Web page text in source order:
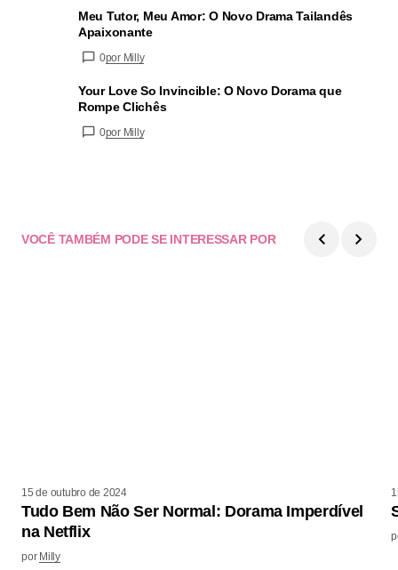
Meu Tutor, Meu Amor: O Novo Drama Tailandês
Apaixonante
0por Milly
Your Love So Invincible: O Novo Dorama que
Rompe Clichês
0por Milly
VOCÊ TAMBÉM PODE SE INTERESSAR POR
15 de outubro de 2024
Tudo Bem Não Ser Normal: Dorama Imperdível
na Netflix
por Milly